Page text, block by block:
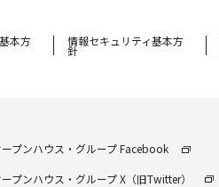
本方 情報セキュリティ基本方
針
ープンハウス・グループ Facebook
プンハウス・グループ X（旧Twitter）